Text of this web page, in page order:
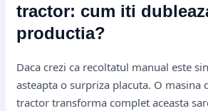
tractor: cum iti
productia?
Daca crezi ca recoltatul manual este
asteapta o surpriza placuta. O masina
tractor transforma complet aceasta